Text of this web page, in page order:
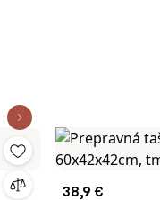
38,9 €